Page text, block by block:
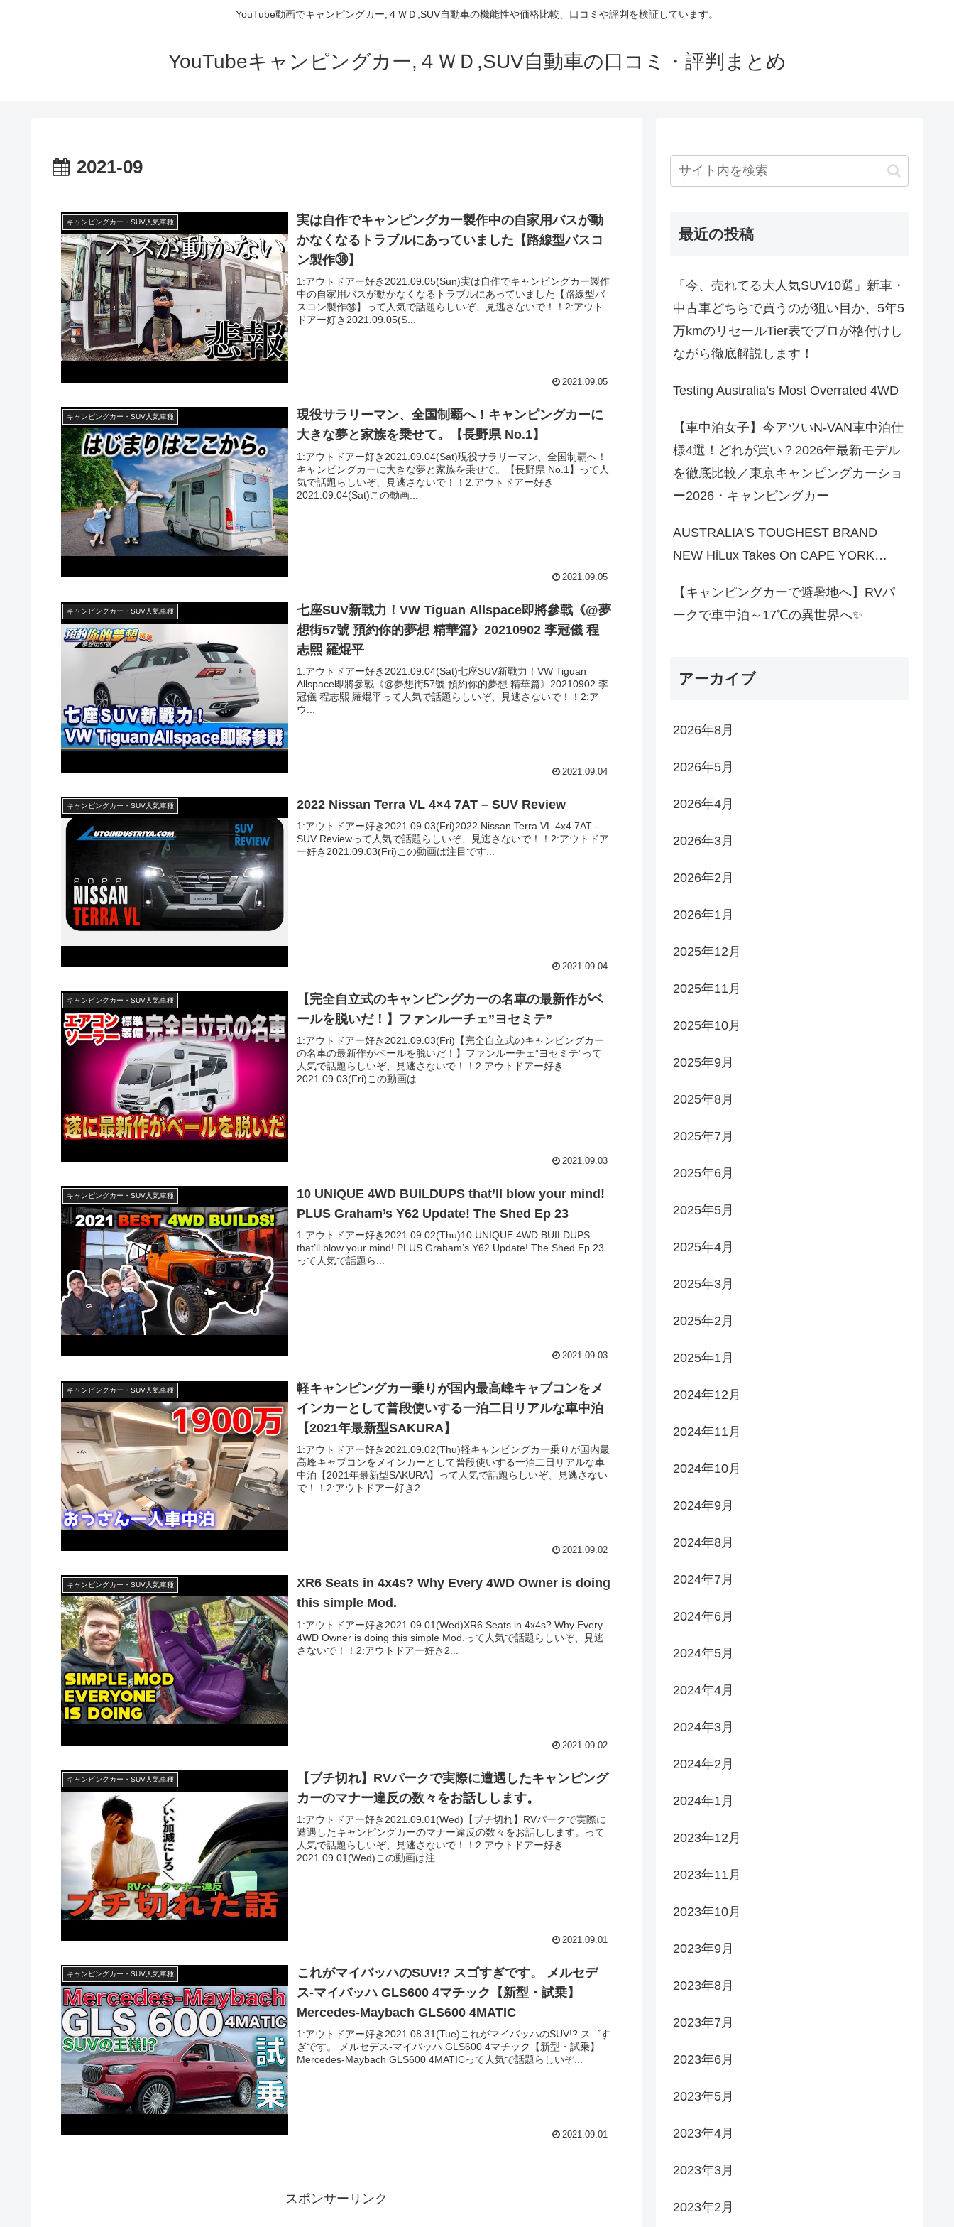
YouTube動画でキャンピングカー,４ＷＤ,SUV自動車の機能性や価格比較、口コミや評判を検証しています。
YouTubeキャンピングカー,４ＷＤ,SUV自動車の口コミ・評判まとめ
2021-09
キャンピングカー・SUV人気車種
実は自作でキャンピングカー製作中の自家用バスが動
かなくなるトラブルにあっていました【路線型バスコ
ン製作㊳】
1:アウトドアー好き2021.09.05(Sun)実は自作でキャンピングカー製作
中の自家用バスが動かなくなるトラブルにあっていました【路線型バ
スコン製作㊳】って人気で話題らしいぞ、見逃さないで！！2:アウト
ドアー好き2021.09.05(S...
2021.09.05
キャンピングカー・SUV人気車種
現役サラリーマン、全国制覇へ！キャンピングカーに
大きな夢と家族を乗せて。【長野県 No.1】
1:アウトドアー好き2021.09.04(Sat)現役サラリーマン、全国制覇へ！
キャンピングカーに大きな夢と家族を乗せて。【長野県 No.1】って人
気で話題らしいぞ、見逃さないで！！2:アウトドアー好き
2021.09.04(Sat)この動画...
2021.09.05
キャンピングカー・SUV人気車種
七座SUV新戰力！VW Tiguan Allspace即將參戰《@夢
想街57號 預約你的夢想 精華篇》20210902 李冠儀 程
志熙 羅焜平
1:アウトドアー好き2021.09.04(Sat)七座SUV新戰力！VW Tiguan
Allspace即將參戰《@夢想街57號 預約你的夢想 精華篇》20210902 李
冠儀 程志熙 羅焜平って人気で話題らしいぞ、見逃さないで！！2:ア
ウ...
2021.09.04
キャンピングカー・SUV人気車種 2022 Nissan Terra VL 4×4 7AT – SUV Review
1:アウトドアー好き2021.09.03(Fri)2022 Nissan Terra VL 4x4 7AT -
SUV Reviewって人気で話題らしいぞ、見逃さないで！！2:アウトドア
ー好き2021.09.03(Fri)この動画は注目です...
2021.09.04
キャンピングカー・SUV人気車種
【完全自立式のキャンピングカーの名車の最新作がベ
ールを脱いだ！】ファンルーチェ”ヨセミテ”
1:アウトドアー好き2021.09.03(Fri)【完全自立式のキャンピングカー
の名車の最新作がベールを脱いだ！】ファンルーチェ”ヨセミテ”って
人気で話題らしいぞ、見逃さないで！！2:アウトドアー好き
2021.09.03(Fri)この動画は...
2021.09.03
キャンピングカー・SUV人気車種
10 UNIQUE 4WD BUILDUPS that’ll blow your mind!
PLUS Graham’s Y62 Update! The Shed Ep 23
1:アウトドアー好き2021.09.02(Thu)10 UNIQUE 4WD BUILDUPS
that’ll blow your mind! PLUS Graham’s Y62 Update! The Shed Ep 23
って人気で話題ら...
2021.09.03
キャンピングカー・SUV人気車種
軽キャンピングカー乗りが国内最高峰キャブコンをメ
インカーとして普段使いする一泊二日リアルな車中泊
【2021年最新型SAKURA】
1:アウトドアー好き2021.09.02(Thu)軽キャンピングカー乗りが国内最
高峰キャブコンをメインカーとして普段使いする一泊二日リアルな車
中泊【2021年最新型SAKURA】って人気で話題らしいぞ、見逃さない
で！！2:アウトドアー好き2...
2021.09.02
キャンピングカー・SUV人気車種
XR6 Seats in 4x4s? Why Every 4WD Owner is doing
this simple Mod.
1:アウトドアー好き2021.09.01(Wed)XR6 Seats in 4x4s? Why Every
4WD Owner is doing this simple Mod.って人気で話題らしいぞ、見逃
さないで！！2:アウトドアー好き2...
2021.09.02
キャンピングカー・SUV人気車種
【ブチ切れ】RVパークで実際に遭遇したキャンピング
カーのマナー違反の数々をお話しします。
1:アウトドアー好き2021.09.01(Wed)【ブチ切れ】RVパークで実際に
遭遇したキャンピングカーのマナー違反の数々をお話しします。って
人気で話題らしいぞ、見逃さないで！！2:アウトドアー好き
2021.09.01(Wed)この動画は注...
2021.09.01
キャンピングカー・SUV人気車種
これがマイバッハのSUV!? スゴすぎです。 メルセデ
ス-マイバッハ GLS600 4マチック【新型・試乗】
Mercedes-Maybach GLS600 4MATIC
1:アウトドアー好き2021.08.31(Tue)これがマイバッハのSUV!? スゴす
ぎです。 メルセデス-マイバッハ GLS600 4マチック【新型・試乗】
Mercedes-Maybach GLS600 4MATICって人気で話題らしいぞ...
2021.09.01
スポンサーリンク
最近の投稿
「今、売れてる大人気SUV10選」新車・
中古車どちらで買うのが狙い目か、5年5
万kmのリセールTier表でプロが格付けし
ながら徹底解説します！
Testing Australia’s Most Overrated 4WD
【車中泊女子】今アツいN-VAN車中泊仕
様4選！どれが買い？2026年最新モデル
を徹底比較／東京キャンピングカーショ
ー2026・キャンピングカー
AUSTRALIA'S TOUGHEST BRAND
NEW HiLux Takes On CAPE YORK…
【キャンピングカーで避暑地へ】RVパ
ークで車中泊～17℃の異世界へ✨
アーカイブ
2026年8月
2026年5月
2026年4月
2026年3月
2026年2月
2026年1月
2025年12月
2025年11月
2025年10月
2025年9月
2025年8月
2025年7月
2025年6月
2025年5月
2025年4月
2025年3月
2025年2月
2025年1月
2024年12月
2024年11月
2024年10月
2024年9月
2024年8月
2024年7月
2024年6月
2024年5月
2024年4月
2024年3月
2024年2月
2024年1月
2023年12月
2023年11月
2023年10月
2023年9月
2023年8月
2023年7月
2023年6月
2023年5月
2023年4月
2023年3月
2023年2月